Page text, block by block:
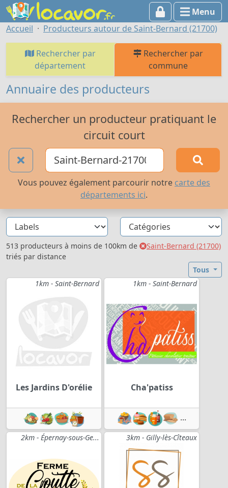
Menu
Accueil
Producteurs autour de Saint-Bernard (21700)
Rechercher par
département
Rechercher par
commune
Annuaire des producteurs
Rechercher un producteur pratiquant le
circuit court
Vous pouvez également parcourir notre carte des
départements ici.
513 producteurs à moins de 100km de
Saint-Bernard (21700)
triés par distance
Tous
1km - Saint-Bernard
Les Jardins D'orélie
1km - Saint-Bernard
Cha'patiss
...
2km - Épernay-sous-Ge... 3km - Gilly-lès-Cîteaux